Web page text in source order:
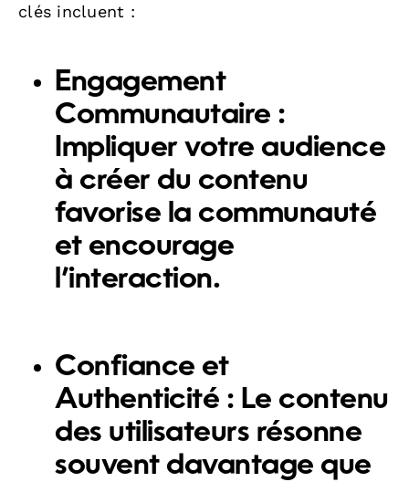
clés incluent :
Engagement
Communautaire :
Impliquer votre audience
à créer du contenu
favorise la communauté
et encourage
l’interaction.
Confiance et
Authenticité : Le contenu
des utilisateurs résonne
souvent davantage que